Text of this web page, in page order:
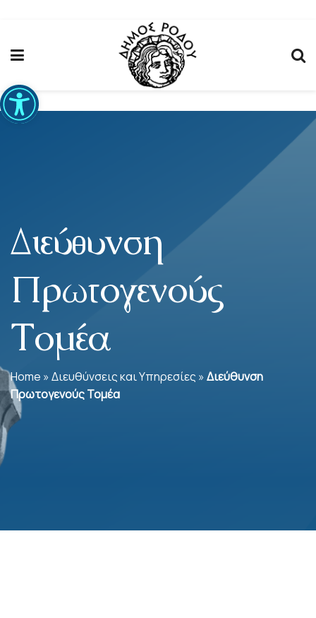
Ανοίξτε τη γραμμή εργαλείων
Διεύθυνση
Πρωτογενούς
Τομέα
Home » Διευθύνσεις και Υπηρεσίες » Διεύθυνση
Πρωτογενούς Τομέα